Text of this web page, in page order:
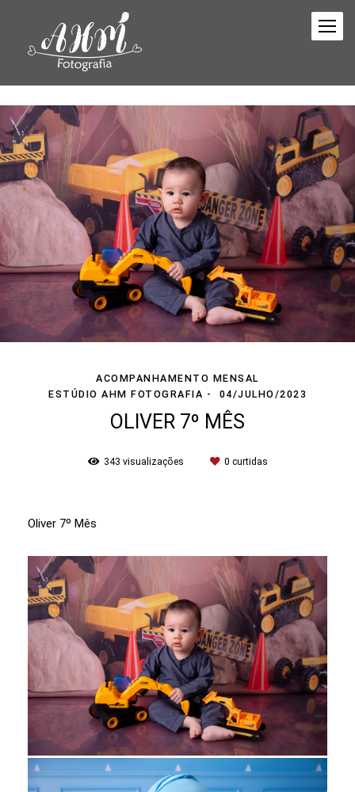
ACOMPANHAMENTO MENSAL
ESTÚDIO AHM FOTOGRAFIA
04/JULHO/2023
OLIVER 7º MÊS
343 visualizações 0 curtidas
Oliver 7º Mês